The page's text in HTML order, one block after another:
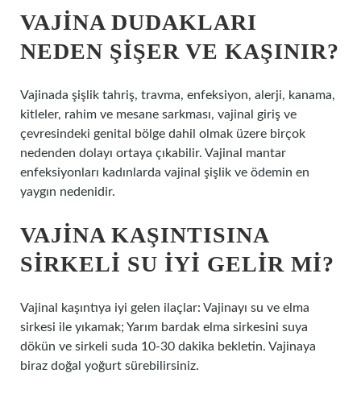
VAJINA DUDAKLARI
NEDEN ŞIŞER VE KAŞINIR?
Vajinada şişlik tahriş, travma, enfeksiyon, alerji, kanama,
kitleler, rahim ve mesane sarkması, vajinal giriş ve
çevresindeki genital bölge dahil olmak üzere birçok
nedenden dolayı ortaya çıkabilir. Vajinal mantar
enfeksiyonları kadınlarda vajinal şişlik ve ödemin en
yaygın nedenidir.
VAJINA KAŞINTISINA
SIRKELI SU IYI GELIR MI?
Vajinal kaşıntıya iyi gelen ilaçlar: Vajinayı su ve elma
sirkesi ile yıkamak; Yarım bardak elma sirkesini suya
dökün ve sirkeli suda 10-30 dakika bekletin. Vajinaya
biraz doğal yoğurt sürebilirsiniz.